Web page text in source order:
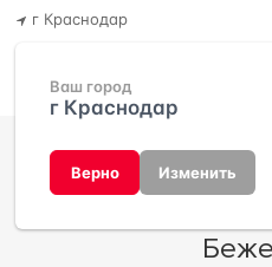
г Краснодар
Ваш город
г Краснодар
Верно Изменить
Фьюче беж